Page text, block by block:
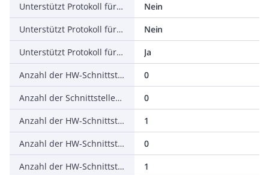
Unterstützt Protokoll für PROFIsafe
Nein
Unterstützt Protokoll für SafetyBUS p
Nein
Unterstützt Protokoll für sonstige Bussysteme
Ja
Anzahl der HW-Schnittstellen Industrial Ethernet
0
Anzahl der Schnittstellen PROFINET
0
Anzahl der HW-Schnittstellen seriell RS-232
1
Anzahl der HW-Schnittstellen seriell RS-422
0
Anzahl der HW-Schnittstellen seriell RS-485
1